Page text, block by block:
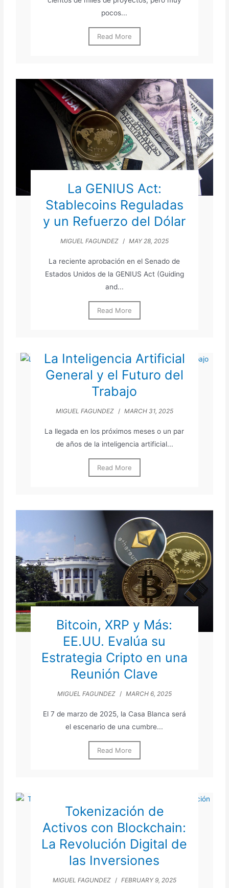
pocos...
Read More
La GENIUS Act:
Stablecoins Reguladas
y un Refuerzo del Dólar
MIGUEL FAGUNDEZ / MAY 28, 2025
La reciente aprobación en el Senado de
Estados Unidos de la GENIUS Act (Guiding
and...
Read More
La Inteligencia Artificial
General y el Futuro del
Trabajo
MIGUEL FAGUNDEZ / MARCH 31, 2025
La llegada en los próximos meses o un par
de años de la inteligencia artificial...
Read More
Bitcoin, XRP y Más:
EE.UU. Evalúa su
Estrategia Cripto en una
Reunión Clave
MIGUEL FAGUNDEZ / MARCH 6, 2025
El 7 de marzo de 2025, la Casa Blanca será
el escenario de una cumbre...
Read More
Tokenización de
Activos con Blockchain:
La Revolución Digital de
las Inversiones
MIGUEL FAGUNDEZ / FEBRUARY 9, 2025